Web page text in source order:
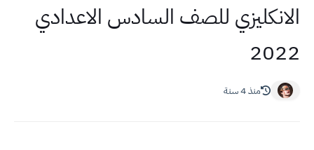
الانكليزي للصف السادس الاعدادي
2022
منذ 4 سنة